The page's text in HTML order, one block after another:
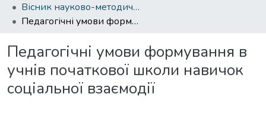
Вісник науково-методичних досліджень ВГПК № 2 (40)
Педагогічні умови формування в учнів початкової школи навичок соціальної взаємодії
Педагогічні умови формування в
учнів початкової школи навичок
соціальної взаємодії